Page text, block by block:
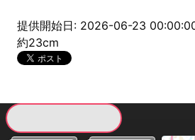
提供開始日: 2026-06-23
約23cm